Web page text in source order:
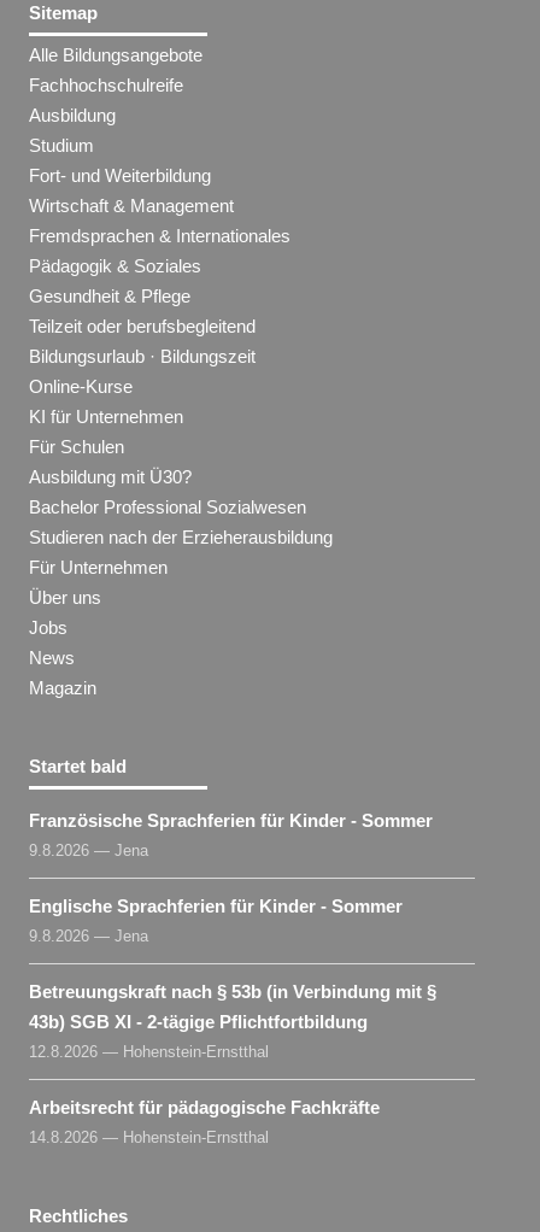
Sitemap
Alle Bildungsangebote
Fachhochschulreife
Ausbildung
Studium
Fort- und Weiterbildung
Wirtschaft & Management
Fremdsprachen & Internationales
Pädagogik & Soziales
Gesundheit & Pflege
Teilzeit oder berufsbegleitend
Bildungsurlaub · Bildungszeit
Online-Kurse
KI für Unternehmen
Für Schulen
Ausbildung mit Ü30?
Bachelor Professional Sozialwesen
Studieren nach der Erzieherausbildung
Für Unternehmen
Über uns
Jobs
News
Magazin
Startet bald
Französische Sprachferien für Kinder - Sommer
9.8.2026 — Jena
Englische Sprachferien für Kinder - Sommer
9.8.2026 — Jena
Betreuungskraft nach § 53b (in Verbindung mit §
43b) SGB XI - 2-tägige Pflichtfortbildung
12.8.2026 — Hohenstein-Ernstthal
Arbeitsrecht für pädagogische Fachkräfte
14.8.2026 — Hohenstein-Ernstthal
Rechtliches